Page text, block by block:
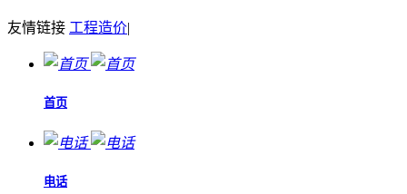
友情链接 工程造价|
首页
电话